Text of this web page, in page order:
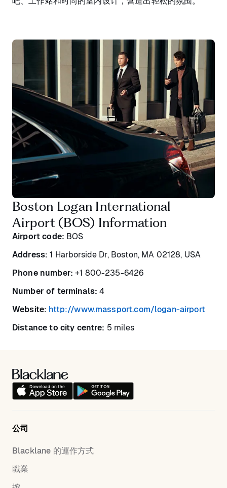
Boston Logan International
Airport (BOS) Information
Airport code: BOS
Address: 1 Harborside Dr, Boston, MA 02128, USA
Phone number: +1 800-235-6426
Number of terminals: 4
Website: http://www.massport.com/logan-airport
Distance to city centre: 5 miles
公司
Blacklane 的運作方式
職業